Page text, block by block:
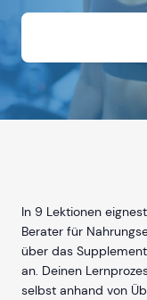
In 9 Lektionen
Berater für
über das
an. Deinen
selbst anhand von